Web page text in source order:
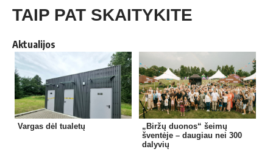
TAIP PAT SKAITYKITE
Aktualijos
Vargas dėl tualetų
„Biržų duonos“ šeimų
šventėje – daugiau nei 300
dalyvių